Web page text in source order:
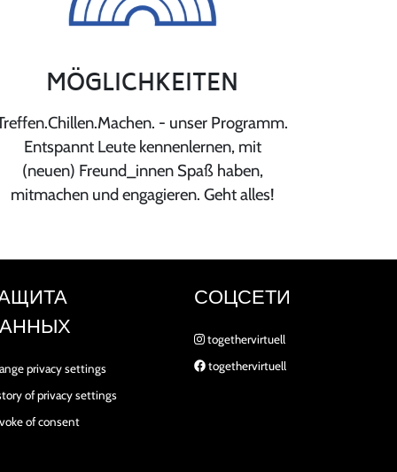
MÖGLICHKEITEN
- unser Programm.
Entspannt Leute kennenlernen, mit
(neuen) Freund_innen Spaß haben,
mitmachen und engagieren. Geht alles!
privacy settings
of privacy settings
of consent
СОЦСЕТИ
togethervirtuell
togethervirtuell